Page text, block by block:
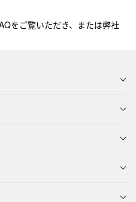
をご覧いただき、または弊社